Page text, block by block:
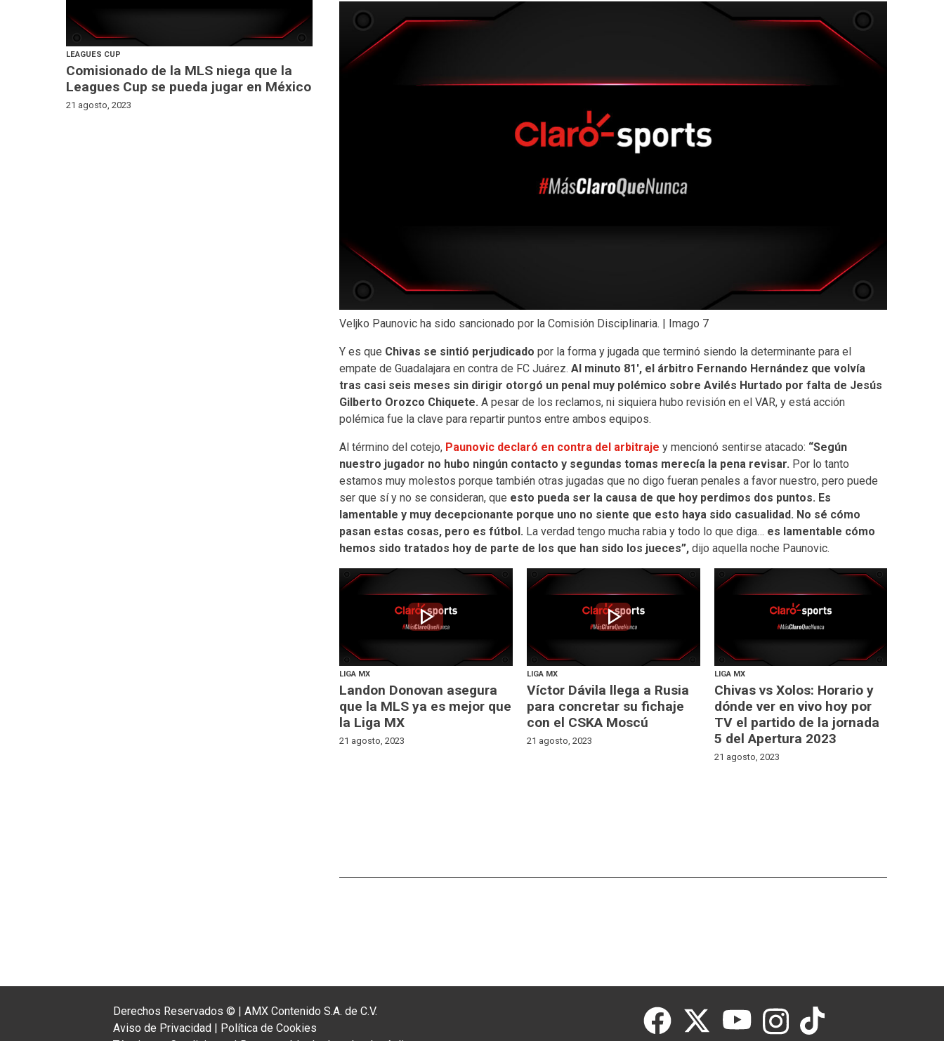
LEAGUES CUP
Comisionado de la MLS niega que la
Leagues Cup se pueda jugar en México
21 agosto, 2023
Veljko Paunovic ha sido sancionado por la Comisión Disciplinaria. | Imago 7
Y es que Chivas se sintió perjudicado por la forma y jugada que terminó siendo la determinante para el
empate de Guadalajara en contra de FC Juárez. Al minuto 81′, el árbitro Fernando Hernández que volvía
tras casi seis meses sin dirigir otorgó un penal muy polémico sobre Avilés Hurtado por falta de Jesús
Gilberto Orozco Chiquete. A pesar de los reclamos, ni siquiera hubo revisión en el VAR, y está acción
polémica fue la clave para repartir puntos entre ambos equipos.
Al término del cotejo, Paunovic declaró en contra del arbitraje y mencionó sentirse atacado: “Según
nuestro jugador no hubo ningún contacto y segundas tomas merecía la pena revisar. Por lo tanto
estamos muy molestos porque también otras jugadas que no digo fueran penales a favor nuestro, pero puede
ser que sí y no se consideran, que esto pueda ser la causa de que hoy perdimos dos puntos. Es
lamentable y muy decepcionante porque uno no siente que esto haya sido casualidad. No sé cómo
pasan estas cosas, pero es fútbol. La verdad tengo mucha rabia y todo lo que diga… es lamentable cómo
hemos sido tratados hoy de parte de los que han sido los jueces”,dijo aquella noche Paunovic.
play_arrow
LIGA MX
Landon Donovan asegura
que la MLS ya es mejor que
la Liga MX
21 agosto, 2023
play_arrow
LIGA MX
Víctor Dávila llega a Rusia
para concretar su fichaje
con el CSKA Moscú
21 agosto, 2023
LIGA MX
Chivas vs Xolos: Horario y
dónde ver en vivo hoy por
TV el partido de la jornada
5 del Apertura 2023
21 agosto, 2023
Derechos Reservados © | AMX Contenido S.A. de C.V.
Aviso de Privacidad| Política de Cookies